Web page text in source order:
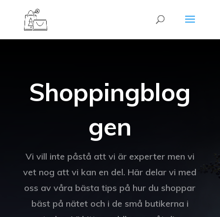
Shoppingblog
gen
Vi vill inte påstå att vi är experter men vi
vet nog att vi kan en del. Här delar vi med
oss av våra bästa tips på hur du shoppar
bäst på nätet och i de små butikerna i